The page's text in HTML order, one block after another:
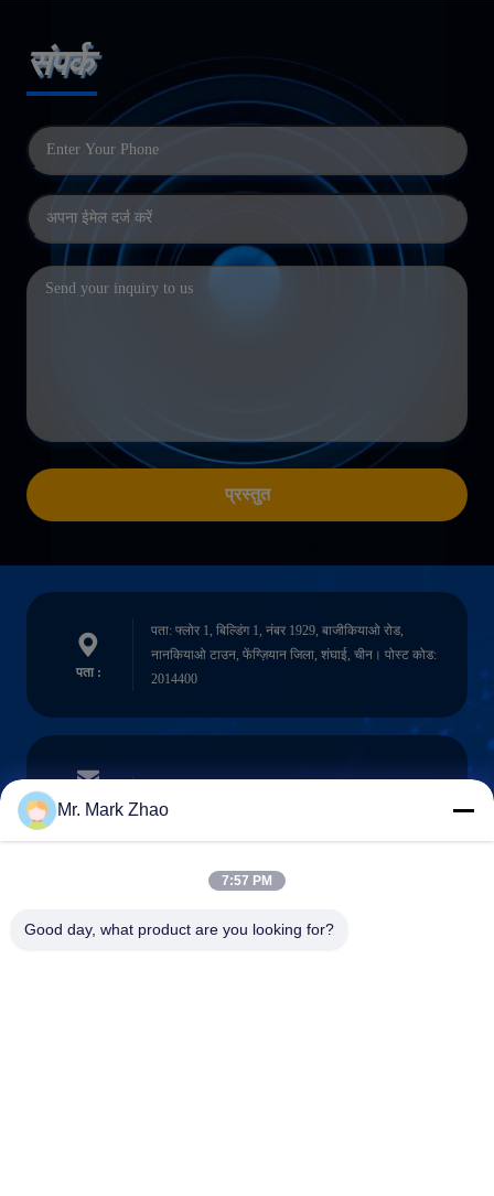
संपर्क
प्रस्तुत
पता :
पता: फ्लोर 1, बिल्डिंग 1, नंबर 1929, बाजीकियाओ रोड,
नानकियाओ टाउन, फेंग्ज़ियान जिला, शंघाई, चीन। पोस्ट कोड:
2014400
ईमेल
फ़ोन :
Mr. Mark Zhao
7:57 PM
Good day, what product are you looking for?